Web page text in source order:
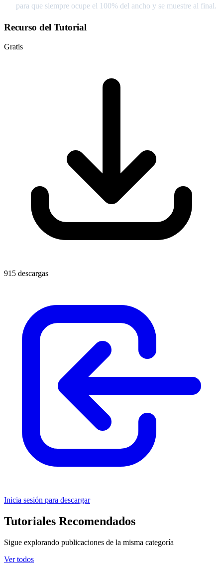
para que siempre ocupe el 100% del ancho y se muestre al final.
Recurso del Tutorial
Gratis
915 descargas
Inicia sesión para descargar
Tutoriales Recomendados
Sigue explorando publicaciones de la misma categoría
Ver todos